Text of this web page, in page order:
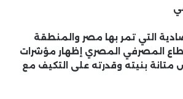
التي تمر بها مصر والمنطقة
المصرفي المصري إظهار مؤشرات
متانة بنيته وقدرته على التكيف مع